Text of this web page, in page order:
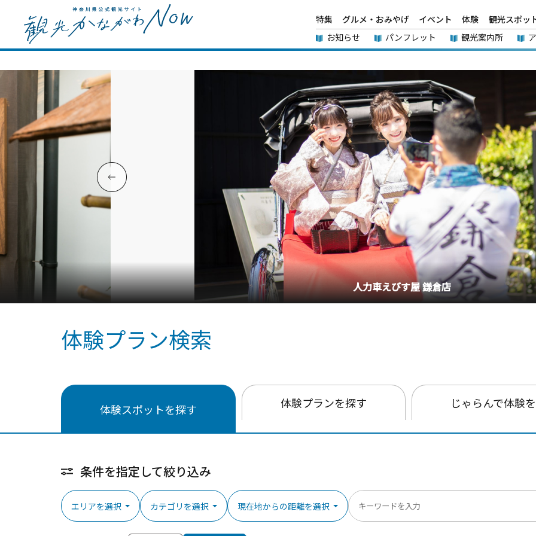
特集 グルメ・おみやげ イベント 体験
観光スポッ
お知らせ
パンフレット 観光案内所
人力車えびす屋 鎌倉店
体験プラン検索
体験スポットを探す 体験プランを探す じゃらんで体験
条件を指定して絞り込み
エリアを選択 カテゴリを選択 現在地からの距離を選択